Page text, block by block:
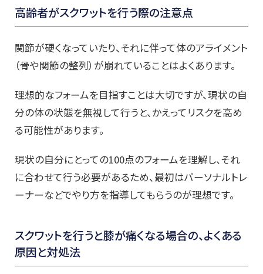
高齢者がスクワットを行う際の注意点
関節が硬くなっていたり、それに伴って体のアライメント
（骨や関節の整列）が崩れていることはよくあります。
理想的なフォームを目指すことは大切ですが、現状の自
分の体の状態を無視して行うと、かえってリスクを高め
る可能性があります。
現状の自分にとっての100点のフォームを理解し、それ
に合わせて行う必要があるため、最初はパーソナルトレ
ーナーなどでやり方を指導してもらうのが理想です。
スクワットを行うと膝が痛くなる場合の、よくある
原因と対処法